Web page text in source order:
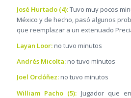
José Hurtado (4):Tuvo muy pocos
México y de hecho, pasó algunos
que reemplazar a un extenuado
Layan Loor:no tuvo minutos
Andrés Micolta:no tuvo minutos
Joel Ordóñez:no tuvo minutos
William Pacho (5): Jugador que